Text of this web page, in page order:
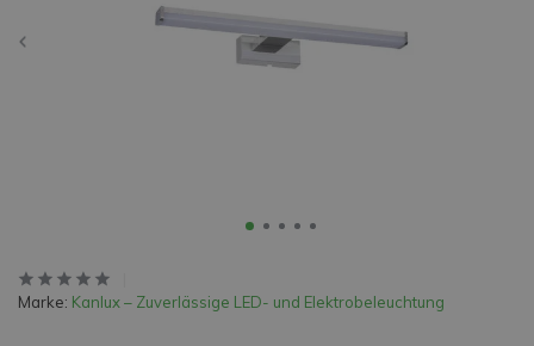
Marke: Kanlux – Zuverlässige LED- und Elektrobeleuchtung